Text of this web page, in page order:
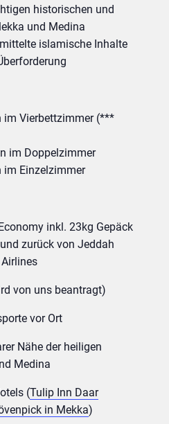
historischen und
und Medina
islamische Inhalte
im Vierbettzimmer (***
im Doppelzimmer
im Einzelzimmer
inkl. 23kg Gepäck
zurück von Jeddah
von uns beantragt)
vor Ort
Nähe der heiligen
Medina
(Tulip Inn Daar
in Mekka)